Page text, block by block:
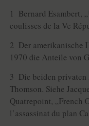
1 Bernard Esambert,
coulisses de la Ve
2 Der amerikanische
1970 die Anteile von
3 Die beiden privaten
Thomson. Siehe
Quatrepoint, „French
l’assassinat du plan